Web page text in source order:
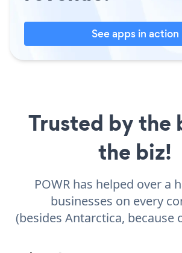
See apps in action
Trusted by the
the biz!
POWR has helped over a
businesses on every
(besides Antarctica, because